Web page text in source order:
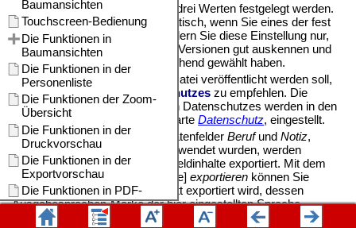
DieGedcom-Version
kann mit drei Werten festgelegt werden.
Diese Einstellung erfolgt automatisch, wenn Sie eines der fest
vorgegebenen Profile laden. Ändern Sie diese Einstellung nur,
wenn Sie sich mit den Gedcom-Versionen gut auskennen und
die sonstigen Optionen entsprechend gewählt haben.
Wenn die exportierte Gedcom-Datei veröffentlicht werden soll,
ist die Aktivierung desDatenschutzes zu empfehlen. Die
Regeln des personenbezogenen Datenschutzes werden in den
Programm-Optionen, RegisterkarteDatenschutz, eingestellt.
Wenn in den Personendaten, DatenfelderBerufundNotiz,
Ausgabesprachen-Marken
verwendet wurden, werden
normalerweise die kompletten Feldinhalte exportiert. Mit dem
Kontrollfeldnur[Ausgabesprache] exportieren können Sie
vorgeben, dass nur der Abschnitt exportiert wird, dessen
Ausgabesprachen-Marke der hier eingestellten Sprache
entspricht. Details zu Ausgabesprachen-Marken finden Sie im